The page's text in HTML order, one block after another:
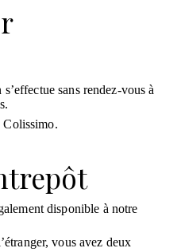
sans rendez-vous à
Colissimo.
disponible à notre
vous avez deux